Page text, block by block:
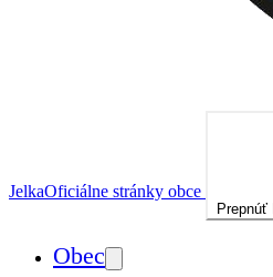
JelkaOficiálne stránky obce
Prepnúť
Obec